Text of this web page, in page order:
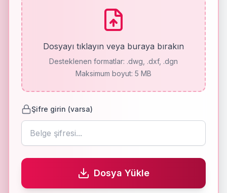
Dosyayı tıklayın veya buraya bırakın
Desteklenen formatlar: .dwg, .dxf, .dgn
Maksimum boyut: 5 MB
Şifre girin (varsa)
Dosya Yükle